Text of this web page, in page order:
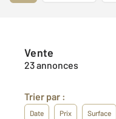
Vente
23 annonces
Trier par :
Date Prix Surface